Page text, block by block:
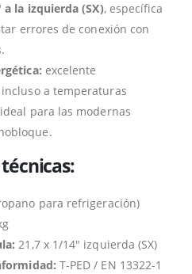
a la izquierda (SX), específica
errores de conexión con
excelente
a temperaturas
para las modernas
para refrigeración)
21,7 x 1/14″ izquierda (SX)
T-PED / EN 13322-1